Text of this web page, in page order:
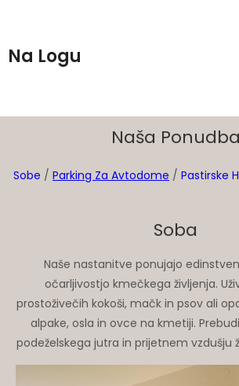
Na Logu
Naša Ponudba
Sobe / Parking Za Avtodome / Pastirske
Soba
Naše nastanitve ponujajo
očarljivostjo kmečkega življenja.
prostoživečih kokoši, mačk in psov ali
alpake, osla in ovce na kmetiji.
podeželskega jutra in prijetnem vzdušju